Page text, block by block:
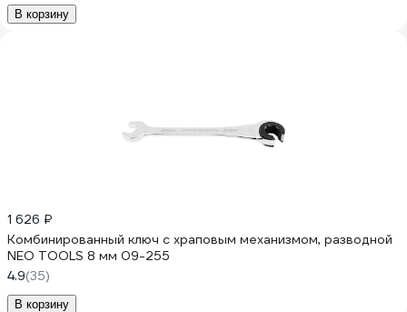
В корзину
1 626 ₽
Комбинированный ключ с храповым механизмом, разводной
NEO TOOLS 8 мм 09-255
4.9(35)
В корзину